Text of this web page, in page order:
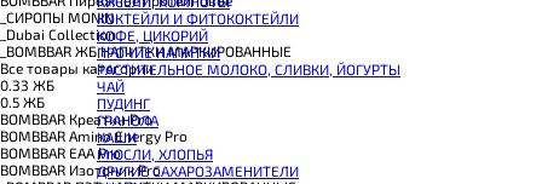
CHIKALAB Вафля двойная с начинкой
SNAQ FABRIQ Вафли с начинкой
SNAQ FABRIQ Хлебцы рисовые
SNAQ FABRIQ Батончик шоколадный без сахара Qwikler
SNAQ FABRIQ Батончик в шоколаде Coco
SNAQ FABRIQ Батончик в шоколаде Snaqer
КОКТЕЙЛИ И ФИТОКОКТЕЙЛИ
КОФЕ, ЦИКОРИЙ
ПРОЧИЕ НАПИТКИ
РАСТИТЕЛЬНОЕ МОЛОКО, СЛИВКИ, ЙОГУРТЫ
ЧАЙ
ПУДИНГ
ГРАНОЛА
КАШИ
МЮСЛИ, ХЛОПЬЯ
ДРУГИЕ САХАРОЗАМЕНИТЕЛИ
_CИРОПЫ MONIN
_Dubai Collection
_BOMBBAR ЖБ НАПИТКИ МАРКИРОВАННЫЕ
Все товары категории
0.33 ЖБ
0.5 ЖБ
BOMBBAR Креатин Pro
BOMBBAR Amino Energy Pro
BOMBBAR EAA Pro
BOMBBAR Изотоник Pro